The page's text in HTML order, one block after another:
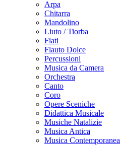
Arpa
Chitarra
Mandolino
Liuto / Tiorba
Fiati
Flauto Dolce
Percussioni
Musica da Camera
Orchestra
Canto
Coro
Opere Sceniche
Didattica Musicale
Musiche Natalizie
Musica Antica
Musica Contemporanea